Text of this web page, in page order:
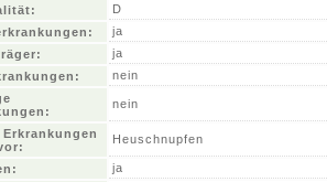
D
ja
ja
nein
nein
Erkrankungen
Heuschnupfen
ja